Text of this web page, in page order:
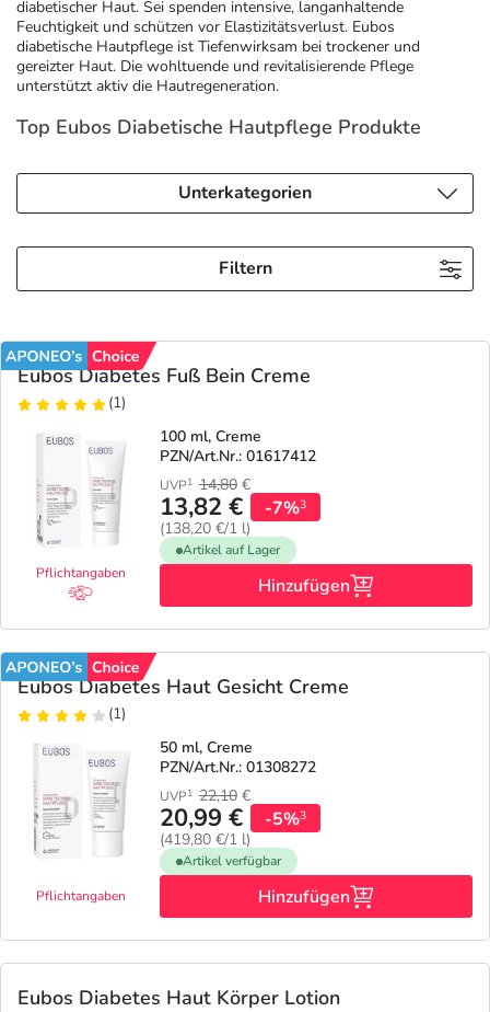
Diabetes
Liebe & Erotik
Natur & Homöopathie
Sanitätshaus
Sport & Fitness
Marken
Geschenkideen
Summer SALE
Sonnenpflege
Sommerpflege für Haar und Kopfhaut
Täglich gut versorgt
Fragen und Antworten
Ratgeber
E-Rezept App
5% Extra Cash
Eucerin Deals
Nattermann Deals
R(h)ein Nutrition Deals
Refluthin, Lasea & Carmenthin Deals
Salus Deals
diabetischer Haut. Sei spenden intensive, langanhaltende
Feuchtigkeit und schützen vor Elastizitätsverlust. Eubos
diabetische Hautpflege ist Tiefenwirksam bei trockener und
gereizter Haut. Die wohltuende und revitalisierende Pflege
unterstützt aktiv die Hautregeneration.
Top Eubos Diabetische Hautpflege Produkte
Unterkategorien
Filtern
Eubos Diabetes Fuß Bein Creme
(1)
Pflichtangaben
100 ml, Creme
PZN/Art.Nr.: 01617412
UVP1 14,80 €
13,82 €
(138,20 €/1 l)
-7%3
Artikel auf Lager
Hinzufügen
Eubos Diabetes Haut Gesicht Creme
(1)
Pflichtangaben
50 ml, Creme
PZN/Art.Nr.: 01308272
UVP1 22,10 €
20,99 €
(419,80 €/1 l)
-5%3
Artikel verfügbar
Hinzufügen
Eubos Diabetes Haut Körper Lotion